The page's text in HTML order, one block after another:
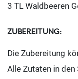
3 TL Waldbeeren
ZUBEREITUNG:
Die Zubereitung
Alle Zutaten in